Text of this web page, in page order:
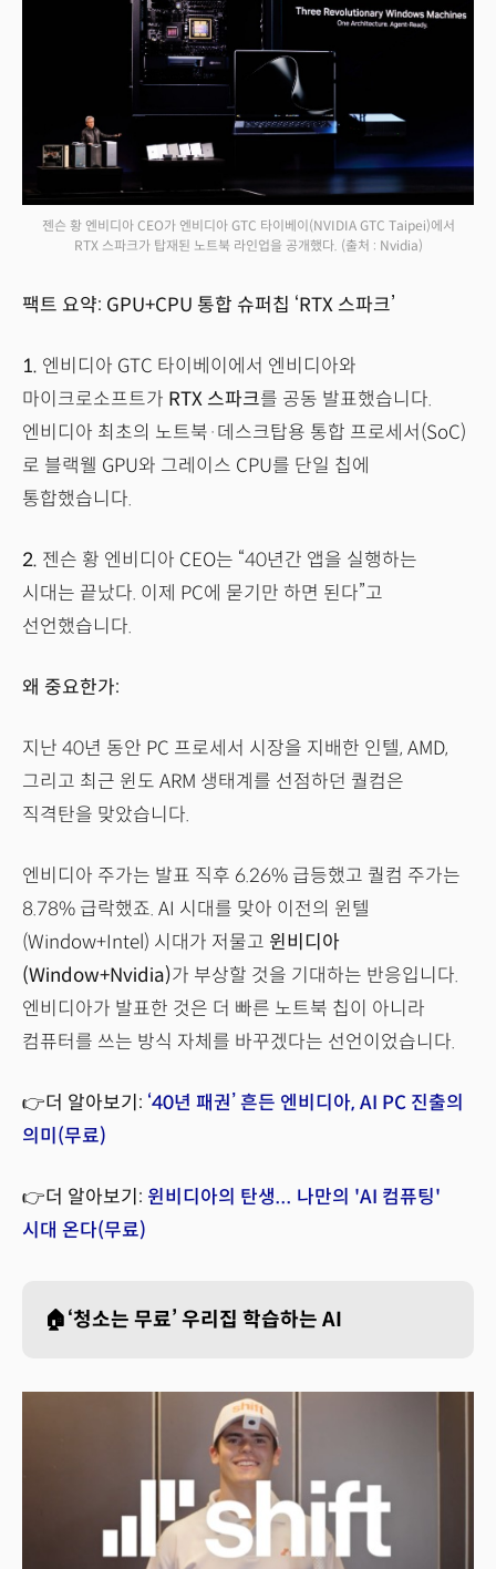
젠슨 황 엔비디아 CEO가 엔비디아 GTC 타이베이(NVIDIA GTC Taipei)에서
RTX 스파크가 탑재된 노트북 라인업을 공개했다. (출처 : Nvidia)
팩트 요약: GPU+CPU 통합 슈퍼칩 ‘RTX 스파크’
1. 엔비디아 GTC 타이베이에서 엔비디아와
마이크로소프트가 RTX 스파크를 공동 발표했습니다.
엔비디아 최초의 노트북·데스크탑용 통합 프로세서(SoC)
로 블랙웰 GPU와 그레이스 CPU를 단일 칩에
통합했습니다.
2. 젠슨 황 엔비디아 CEO는 “40년간 앱을 실행하는
시대는 끝났다. 이제 PC에 묻기만 하면 된다”고
선언했습니다.
왜 중요한가:
지난 40년 동안 PC 프로세서 시장을 지배한 인텔, AMD,
그리고 최근 윈도 ARM 생태계를 선점하던 퀄컴은
직격탄을 맞았습니다.
엔비디아 주가는 발표 직후 6.26% 급등했고 퀄컴 주가는
8.78% 급락했죠. AI 시대를 맞아 이전의 윈텔
(Window+Intel) 시대가 저물고 윈비디아
(Window+Nvidia)가 부상할 것을 기대하는 반응입니다.
엔비디아가 발표한 것은 더 빠른 노트북 칩이 아니라
컴퓨터를 쓰는 방식 자체를 바꾸겠다는 선언이었습니다.
👉더 알아보기: ‘40년 패권’ 흔든 엔비디아, AI PC 진출의
의미(무료)
👉더 알아보기: 윈비디아의 탄생... 나만의 'AI 컴퓨팅'
시대 온다(무료)
🏠‘청소는 무료’ 우리집 학습하는 AI